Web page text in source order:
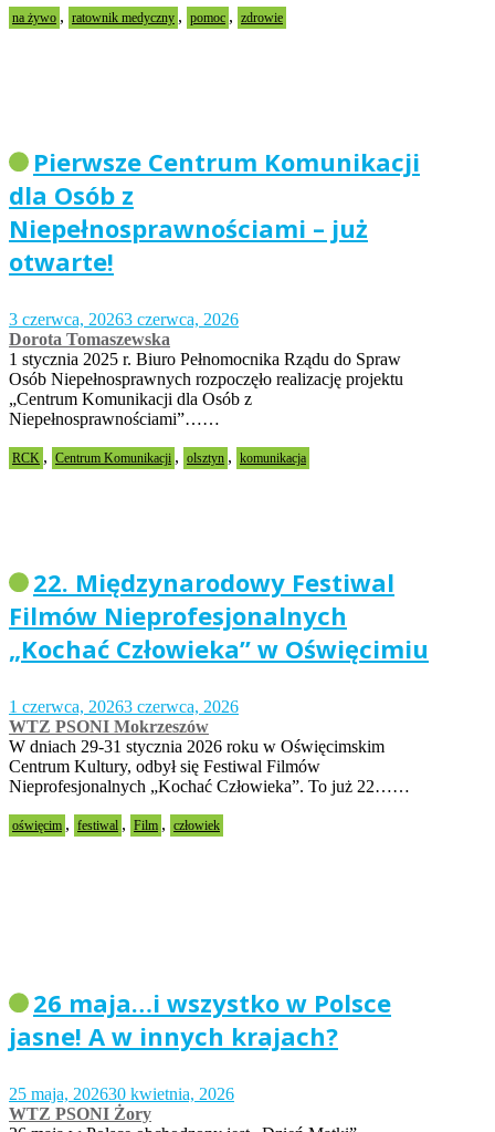
na żywo , ratownik medyczny , pomoc , zdrowie
Pierwsze Centrum Komunikacji
dla Osób z
Niepełnosprawnościami – już
otwarte!
3 czerwca, 20263 czerwca, 2026
Dorota Tomaszewska
1 stycznia 2025 r. Biuro Pełnomocnika Rządu do Spraw
Osób Niepełnosprawnych rozpoczęło realizację projektu
„Centrum Komunikacji dla Osób z
Niepełnosprawnościami”……
RCK , Centrum Komunikacji , olsztyn , komunikacja
22. Międzynarodowy Festiwal
Filmów Nieprofesjonalnych
„Kochać Człowieka” w Oświęcimiu
1 czerwca, 20263 czerwca, 2026
WTZ PSONI Mokrzeszów
W dniach 29-31 stycznia 2026 roku w Oświęcimskim
Centrum Kultury, odbył się Festiwal Filmów
Nieprofesjonalnych „Kochać Człowieka”. To już 22……
oświęcim , festiwal , Film , człowiek
26 maja…i wszystko w Polsce
jasne! A w innych krajach?
25 maja, 202630 kwietnia, 2026
WTZ PSONI Żory